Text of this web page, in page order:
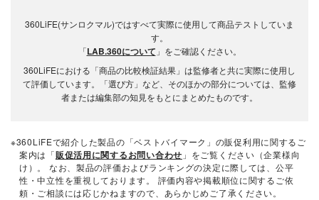
360LiFE(サンロクマル)ではすべて実際に使用して商品テストしていま
す。
「LAB.360について 」をご確認ください。
360LiFEにおける「商品の比較検証結果」は監修者と共に実際に使用し
て評価しています。「選び方」など、そのほかの部分については、監修
者または編集部の知見をもとにまとめたものです。
※360LiFEで紹介した製品の「ベストバイマーク」の販促利用に関するご
案内は「販促活用に関するお問い合わせ 」をご覧ください（企業様向
け）。 なお、製品の評価およびランキングの決定に際しては、公平
性・中立性を重視しております。 評価内容や掲載順位に関するご依
頼・ご相談には応じかねますので、あらかじめご了承ください。